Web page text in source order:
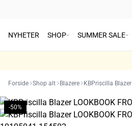
NYHETER SHOP SUMMER SALE
Forside Shop alt Blazere KBPriscilla Blazer
-50%